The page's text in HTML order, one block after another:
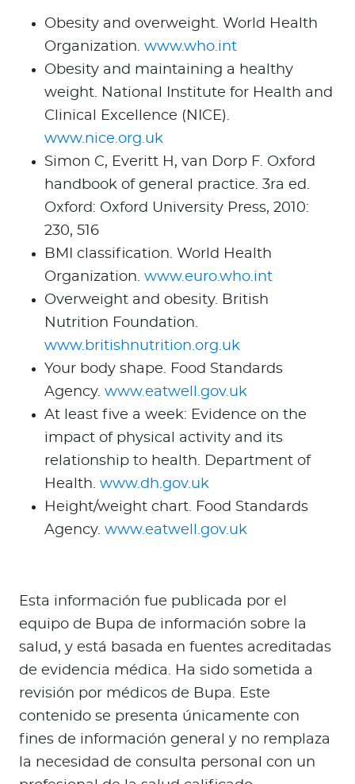
Obesity and overweight. World Health
Organization. www.who.int
Obesity and maintaining a healthy
weight. National Institute for Health and
Clinical Excellence (NICE).
www.nice.org.uk
Simon C, Everitt H, van Dorp F. Oxford
handbook of general practice. 3ra ed.
Oxford: Oxford University Press, 2010:
230, 516
BMI classification. World Health
Organization. www.euro.who.int
Overweight and obesity. British
Nutrition Foundation.
www.britishnutrition.org.uk
Your body shape. Food Standards
Agency. www.eatwell.gov.uk
At least five a week: Evidence on the
impact of physical activity and its
relationship to health. Department of
Health. www.dh.gov.uk
Height/weight chart. Food Standards
Agency. www.eatwell.gov.uk
Esta información fue publicada por el
equipo de Bupa de información sobre la
salud, y está basada en fuentes acreditadas
de evidencia médica. Ha sido sometida a
revisión por médicos de Bupa. Este
contenido se presenta únicamente con
fines de información general y no remplaza
la necesidad de consulta personal con un